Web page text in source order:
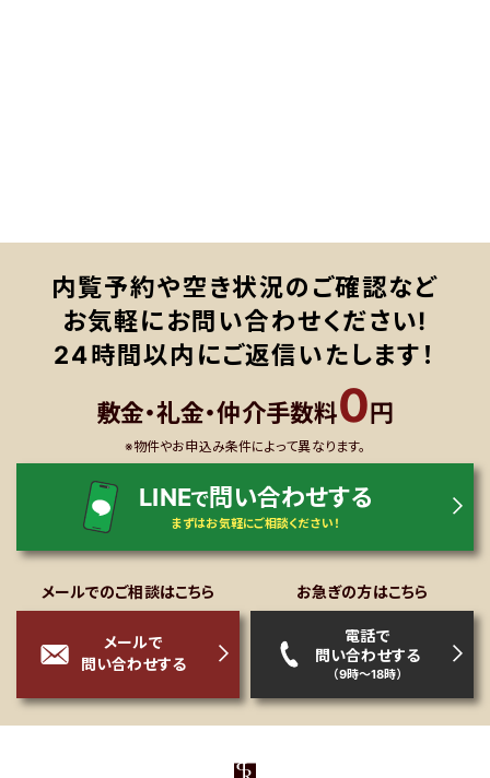
内覧予約や空き状況のご確認など
お気軽にお問い合わせください!
24時間以内にご返信いたします！
敷金・礼金・仲介手数料0円
※物件やお申込み条件によって異なります。
LINEで問い合わせする
まずはお気軽にご相談ください！
メールでのご相談はこちら
メールで
問い合わせする
お急ぎの方はこちら
電話で
問い合わせする
（9時～18時）